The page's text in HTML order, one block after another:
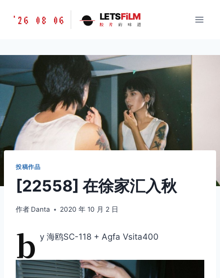
胶
味
道
LETSFILM
'26 08 06 LETSFiLM
胶 片 的 味 道
投稿作品
[22558] 在徐家汇入秋
作者 Danta 2020 年 10 月 2 日
b y 海鸥SC-118 + Agfa Vsita400